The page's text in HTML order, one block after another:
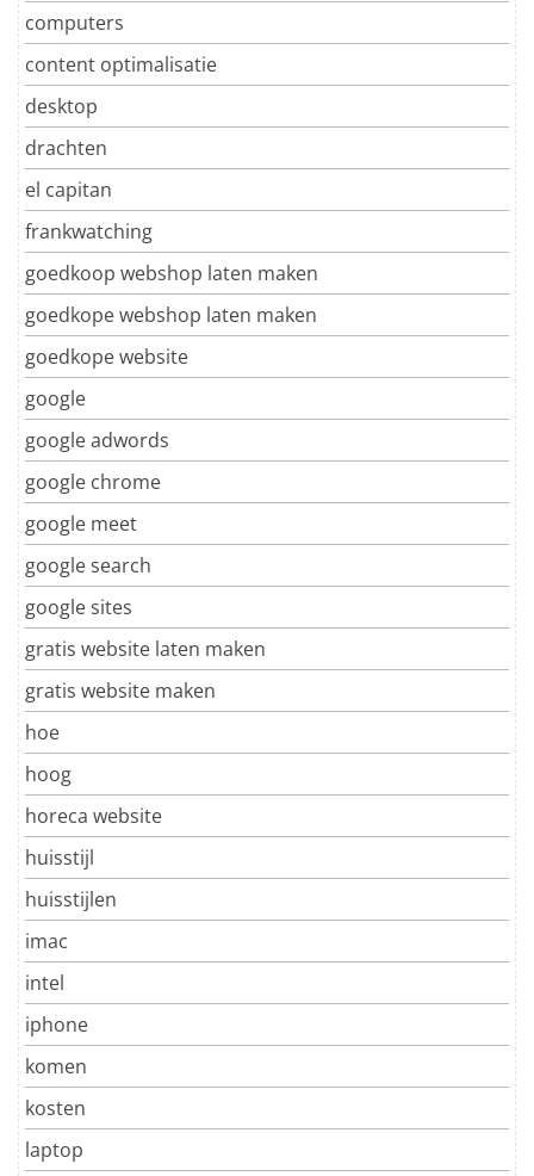
computers
content optimalisatie
desktop
drachten
el capitan
frankwatching
goedkoop webshop laten maken
goedkope webshop laten maken
goedkope website
google
google adwords
google chrome
google meet
google search
google sites
gratis website laten maken
gratis website maken
hoe
hoog
horeca website
huisstijl
huisstijlen
imac
intel
iphone
komen
kosten
laptop